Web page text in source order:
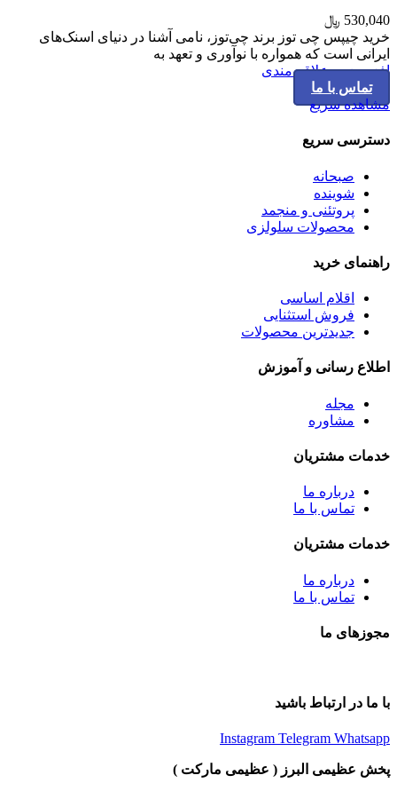
530,040 ﷼
خرید چیپس چی توز برند چی‌توز، نامی آشنا در دنیای اسنک‌های
ایرانی است که همواره با نوآوری و تعهد به
افزودن به علاقه مندی
تماس با ما
مشاهده سریع
دسترسی سریع
صبحانه
شوینده
پروتئنی و منجمد
محصولات سلولزی
راهنمای خرید
اقلام اساسی
فروش استثنایی
جدیدترین محصولات
اطلاع رسانی و آموزش
مجله
مشاوره
خدمات مشتریان
درباره ما
تماس با ما
خدمات مشتریان
درباره ما
تماس با ما
مجوزهای ما
با ما در ارتباط باشید
Instagram Telegram Whatsapp
پخش عظیمی البرز ( عظیمی مارکت )